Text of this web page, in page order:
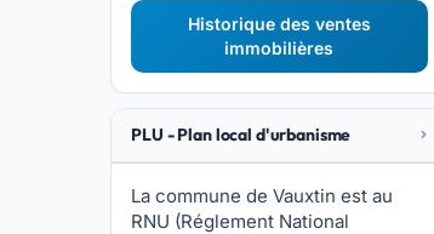
Historique des ventes
immobilières
PLU - Plan local d'urbanisme
La commune de Vauxtin est au
RNU (Réglement National